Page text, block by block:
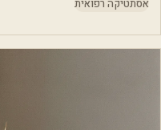
אסתטיקה רפואית